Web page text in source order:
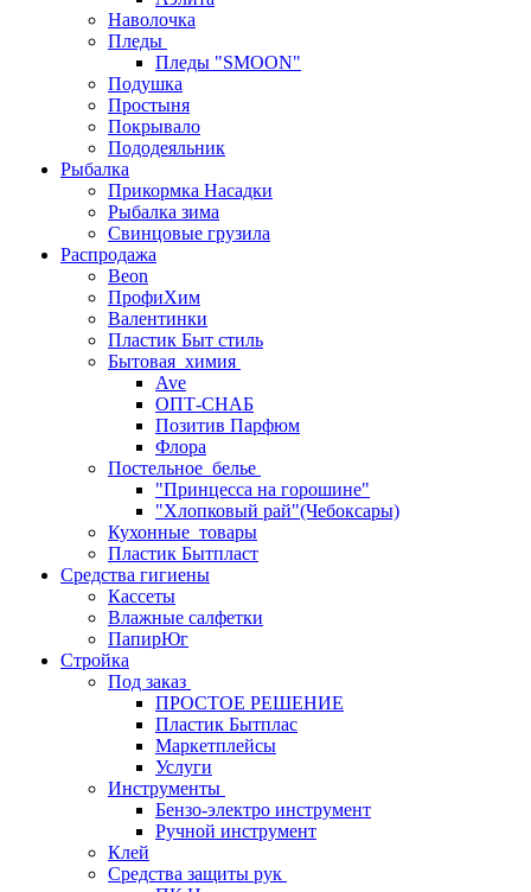
Наволочка
Пледы
Пледы "SMOON"
Подушка
Простыня
Покрывало
Пододеяльник
Рыбалка
Прикормка Насадки
Рыбалка зима
Свинцовые грузила
Распродажа
Beon
ПрофиХим
Валентинки
Пластик Быт стиль
Бытовая_химия
Ave
ОПТ-СНАБ
Позитив Парфюм
Флора
Постельное_белье
"Принцесса на горошине"
"Хлопковый рай"(Чебоксары)
Кухонные_товары
Пластик Бытпласт
Средства гигиены
Кассеты
Влажные салфетки
ПапирЮг
Стройка
Под заказ
ПРОСТОЕ РЕШЕНИЕ
Пластик Бытплас
Маркетплейсы
Услуги
Инструменты
Бензо-электро инструмент
Ручной инструмент
Клей
Средства защиты рук